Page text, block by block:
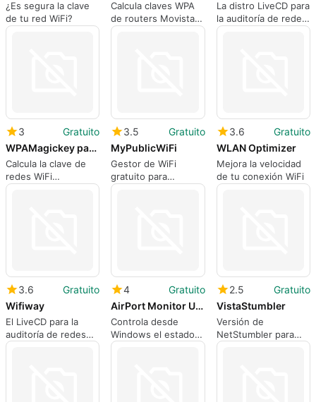
¿Es segura la clave
de tu red WiFi?
Calcula claves WPA
de routers Movistar
y Jazztel
La distro LiveCD para
la auditoría de redes
WiFi
3
Gratuito
WPAMagickey para Windows
Calcula la clave de
redes WiFi
protegidas por WPA
3.5
Gratuito
MyPublicWiFi
Gestor de WiFi
gratuito para
Windows
3.6
Gratuito
WLAN Optimizer
Mejora la velocidad
de tu conexión WiFi
3.6
Gratuito
Wifiway
El LiveCD para la
auditoría de redes
inalámbricas
4
Gratuito
AirPort Monitor Utility
Controla desde
Windows el estado
de Airport
2.5
Gratuito
VistaStumbler
Versión de
NetStumbler para
Windows Vista